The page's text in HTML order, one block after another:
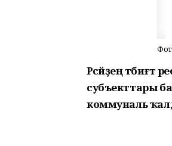
Рәсәйҙең
субъекттары
коммуналь